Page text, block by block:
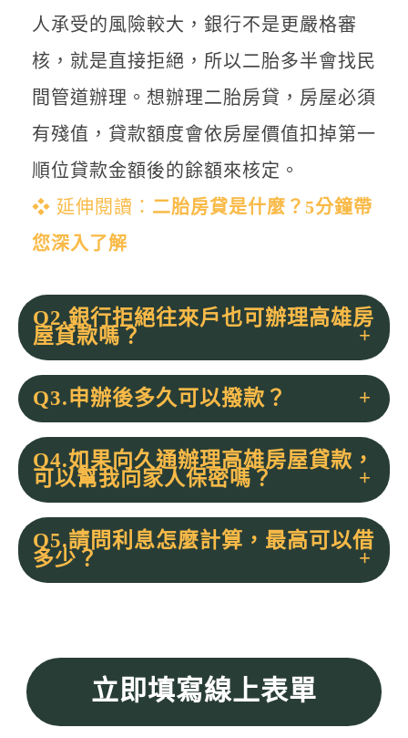
人承受的風險較大，銀行不是更嚴格審
核，就是直接拒絕，所以二胎多半會找民
間管道辦理。想辦理二胎房貸，房屋必須
有殘值，貸款額度會依房屋價值扣掉第一
順位貸款金額後的餘額來核定。
❖ 延伸閱讀： 二胎房貸是什麼？5分鐘帶
您深入了解
Q2.銀行拒絕往來戶也可辦理高雄房
屋貸款嗎？
Q3.申辦後多久可以撥款？
Q4.如果向久通辦理高雄房屋貸款，
可以幫我向家人保密嗎？
Q5.請問利息怎麼計算，最高可以借
多少？
立即填寫線上表單